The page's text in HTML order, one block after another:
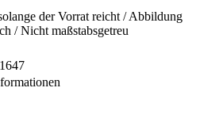
der Vorrat reicht / Abbildung
/ Nicht maßstabsgetreu